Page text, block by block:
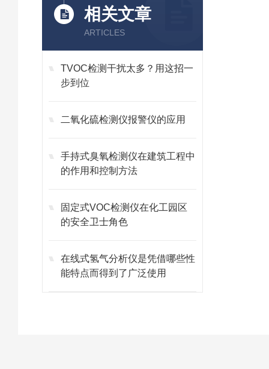
相关文章
ARTICLES
TVOC检测干扰太多？用这招一
步到位
二氧化硫检测仪报警仪的应用
手持式臭氧检测仪在建筑工程中
的作用和控制方法
固定式VOC检测仪在化工园区
的安全卫士角色
在线式氢气分析仪是凭借哪些性
能特点而得到了广泛使用